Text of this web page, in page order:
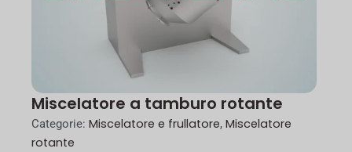
Miscelatore a tamburo rotante
Categorie: Miscelatore e frullatore, Miscelatore
rotante